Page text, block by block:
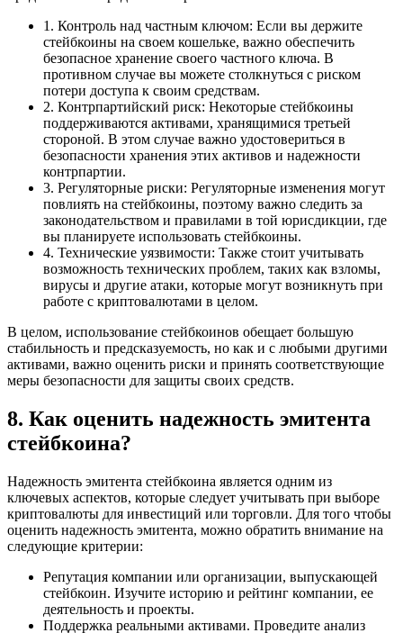
1. Контроль над частным ключом: Если вы держите
стейбкоины на своем кошельке, важно обеспечить
безопасное хранение своего частного ключа. В
противном случае вы можете столкнуться с риском
потери доступа к своим средствам.
2. Контрпартийский риск: Некоторые стейбкоины
поддерживаются активами, хранящимися третьей
стороной. В этом случае важно удостовериться в
безопасности хранения этих активов и надежности
контрпартии.
3. Регуляторные риски: Регуляторные изменения могут
повлиять на стейбкоины, поэтому важно следить за
законодательством и правилами в той юрисдикции, где
вы планируете использовать стейбкоины.
4. Технические уязвимости: Также стоит учитывать
возможность технических проблем, таких как взломы,
вирусы и другие атаки, которые могут возникнуть при
работе с криптовалютами в целом.
В целом, использование стейбкоинов обещает большую
стабильность и предсказуемость, но как и с любыми другими
активами, важно оценить риски и принять соответствующие
меры безопасности для защиты своих средств.
8. Как оценить надежность эмитента
стейбкоина?
Надежность эмитента стейбкоина является одним из
ключевых аспектов, которые следует учитывать при выборе
криптовалюты для инвестиций или торговли. Для того чтобы
оценить надежность эмитента, можно обратить внимание на
следующие критерии:
Репутация компании или организации, выпускающей
стейбкоин. Изучите историю и рейтинг компании, ее
деятельность и проекты.
Поддержка реальными активами. Проведите анализ